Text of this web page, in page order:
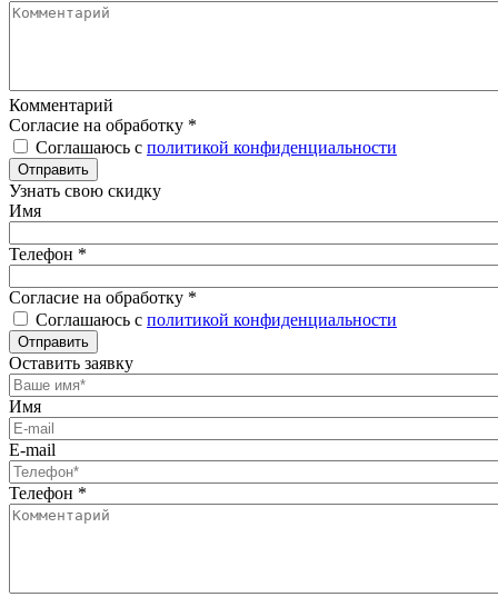
Комментарий
Согласие на обработку *
Соглашаюсь с политикой конфиденциальности
Отправить
Узнать свою скидку
Имя
Телефон *
Согласие на обработку *
Соглашаюсь с политикой конфиденциальности
Отправить
Оставить заявку
Имя
E-mail
Телефон *